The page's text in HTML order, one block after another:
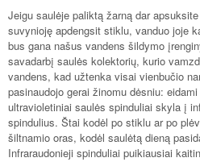
Jeigu saulėje paliktą žarną dar
suvynioję apdengsit stiklu, vanduo joje
bus gana našus vandens šildymo
savadarbį saulės kolektorių, kurio
vandens, kad užtenka visai vienbučio
pasinaudojo gerai žinomu dėsniu:
ultravioletiniai saulės spinduliai skyla į
spindulius. Štai kodėl po stiklu ar po
šiltnamio oras, kodėl saulėtą dieną
Infraraudonieji spinduliai puikiausiai